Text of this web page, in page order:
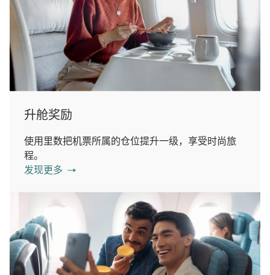
升舱奖励
使用里数把机票所属的仓位提升一级，享受时尚旅
程。
发现更多